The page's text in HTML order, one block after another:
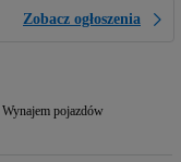
Zobacz ogłoszenia
Wynajem pojazdów